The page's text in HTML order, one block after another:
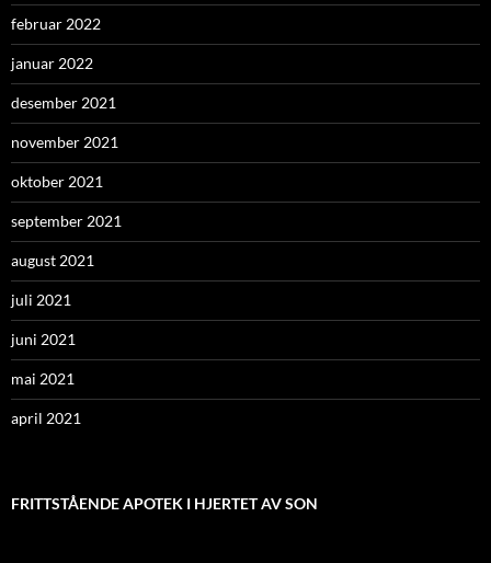
februar 2022
januar 2022
desember 2021
november 2021
oktober 2021
september 2021
august 2021
juli 2021
juni 2021
mai 2021
april 2021
FRITTSTÅENDE APOTEK I HJERTET AV SON